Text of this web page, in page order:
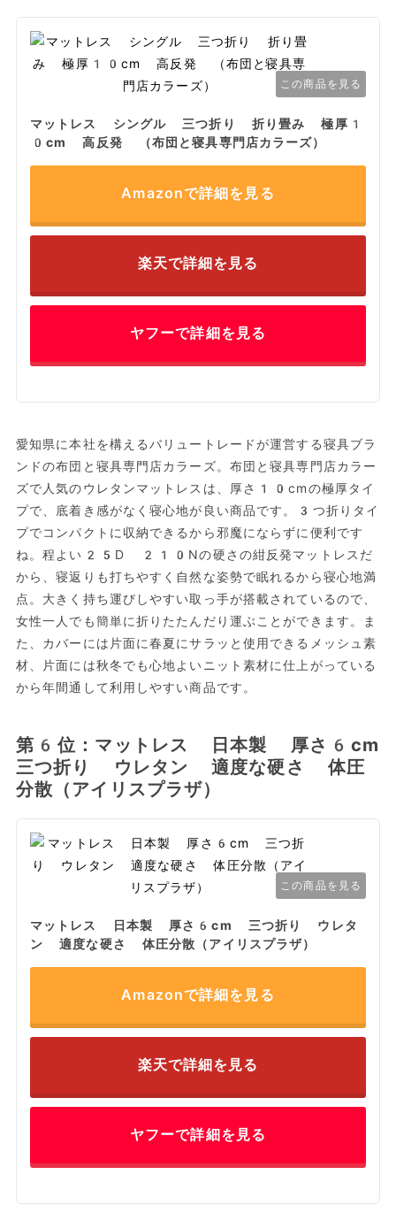
この商品を見る
マットレス シングル 三つ折り 折り畳み 極厚1
0cm 高反発 （布団と寝具専門店カラーズ）
Amazonで詳細を見る
楽天で詳細を見る
ヤフーで詳細を見る
愛知県に本社を構えるバリュートレードが運営する寝具ブラ
ンドの布団と寝具専門店カラーズ。布団と寝具専門店カラー
ズで人気のウレタンマットレスは、厚さ10cmの極厚タイ
プで、底着き感がなく寝心地が良い商品です。3つ折りタイ
プでコンパクトに収納できるから邪魔にならずに便利です
ね。程よい25D 210Nの硬さの紺反発マットレスだ
から、寝返りも打ちやすく自然な姿勢で眠れるから寝心地満
点。大きく持ち運びしやすい取っ手が搭載されているので、
女性一人でも簡単に折りたたんだり運ぶことができます。ま
た、カバーには片面に春夏にサラッと使用できるメッシュ素
材、片面には秋冬でも心地よいニット素材に仕上がっている
から年間通して利用しやすい商品です。
第6位：マットレス 日本製 厚さ6cm
三つ折り ウレタン 適度な硬さ 体圧
分散（アイリスプラザ）
この商品を見る
マットレス 日本製 厚さ6cm 三つ折り ウレタ
ン 適度な硬さ 体圧分散（アイリスプラザ）
Amazonで詳細を見る
楽天で詳細を見る
ヤフーで詳細を見る